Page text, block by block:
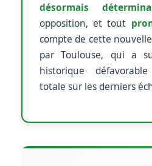
désormais
opposition, et tout
compte de cette
par Toulouse, qui a
historique
totale sur les derniers